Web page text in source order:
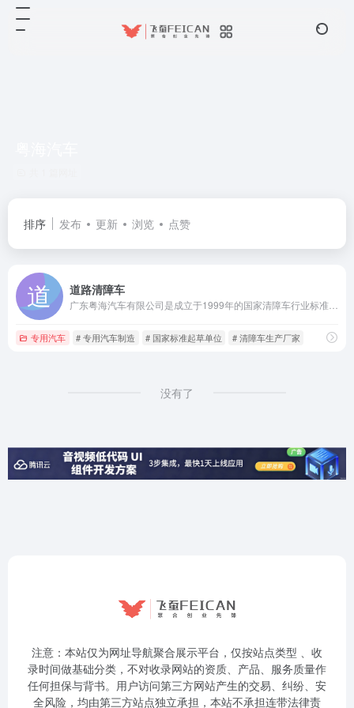
排序 发布 更新 浏览 点赞
道路清障车
专用汽车 # 专用汽车制造 # 国家标准起草单位 # 清障车生产厂家
没有了
注意：本站仅为网址导航聚合展示平台，仅按站点类型 、收
录时间做基础分类，不对收录网站的资质、产品、服务质量作
任何担保与背书。用户访问第三方网站产生的交易、纠纷、安
全风险，均由第三方站点独立承担，本站不承担连带法律责